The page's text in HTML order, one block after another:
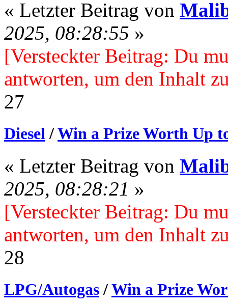
« Letzter Beitrag von
2025, 08:28:55 »
[Versteckter Beitrag: Du
antworten, um den Inhalt
27
Diesel /Win a Prize Worth Up
« Letzter Beitrag von
2025, 08:28:21 »
[Versteckter Beitrag: Du
antworten, um den Inhalt
28
LPG/Autogas/Win a Prize